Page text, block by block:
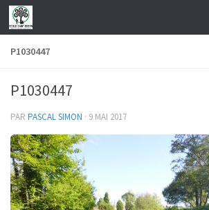
Skip to content
P1030447
P1030447
PAR PASCAL SIMON · 9 MAI 2017